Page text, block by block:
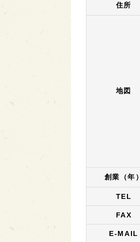
住所
地図
創業（年）
TEL
FAX
E-MAIL